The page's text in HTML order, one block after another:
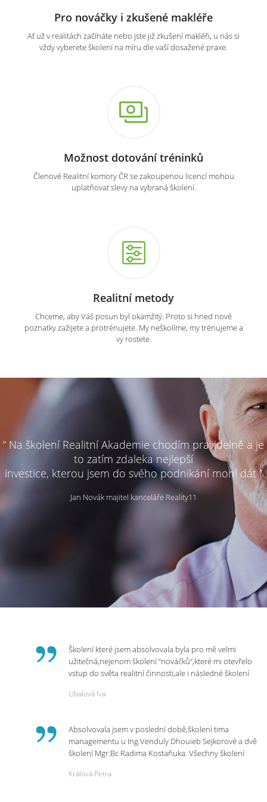
Pro nováčky i zkušené makléře
Ať už v realitách začínáte nebo jste již zkušení makléři, u nás si
vždy vyberete školení na míru dle vaší dosažené praxe.
Možnost dotování tréninků
Členové Realitní komory ČR se zakoupenou licencí mohou
uplatňovat slevy na vybraná školení.
Realitní metody
Chceme, aby Váš posun byl okamžitý. Proto si hned nové
poznatky zažijete a protrénujete. My neškolíme, my trénujeme a
vy rostete.
“ Na školení Realitní Akademie chodím pravidelně a je
to zatím zdaleka nejlepší
investice, kterou jsem do svého podnikání mohl dát ”
Jan Novák majitel kanceláře Reality11
Školení které jsem absolvovala byla pro mě velmi
užitečná,nejenom školení “nováčků“,které mi otevřelo
vstup do světa realitní činnosti,ale i následné školení
p.Vendulce která s nesmírnou lidskostí,přesto
potřebná školení,která Realitní Akademie umožňuje.
Líbalová Iva
Absolvovala jsem v poslední době,školení tima
managementu u Ing.Venduly Dhouieb Sejkorové a dvě
školení Mgr.Bc Radima Kostaňuka. Všechny školení
práci a na život.
Králová Petra